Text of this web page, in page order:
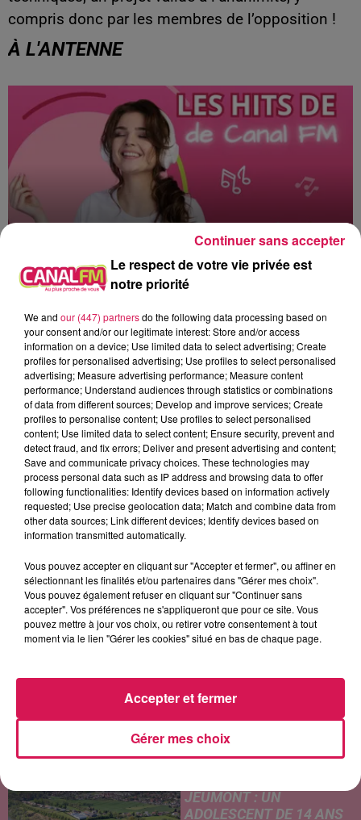
compris donc par les membres de l’opposition !
À L'ANTENNE
0h00 - 8h00
Les hits de Canal FM
5h07
5h07
TAYLOR SWIFT
Elizabeth Taylor
5h03
5h03
CHARLIE PUTH
Attention
5h00
5h00
ARIANA GRANDE
Hate That I Made You
LES ARTICLES LES PLUS CONSULTÉS
D'ORAGES CE LUNDI EN
SAMBRE-AVESNOIS-
et changeant concerne nos
secteurs ce lundi 3 août. Entre
l'après-midi et un risque
d'averses orageuses...
JEUMONT : UN
ADOLESCENT DE 14 ANS
Le respect de votre vie privée est
notre priorité
We and our (447) partnersdo the following data processing based on
your consent and/or our legitimate interest: Store and/or access
information on a device; Use limited data to select advertising; Create
profiles for personalised advertising; Use profiles to select personalised
advertising; Measure advertising performance; Measure content
performance; Understand audiences through statistics or combinations
of data from different sources; Develop and improve services; Create
profiles to personalise content; Use profiles to select personalised
content; Use limited data to select content; Ensure security, prevent and
detect fraud, and fix errors; Deliver and present advertising and content;
Save and communicate privacy choices. These technologies may
process personal data such as IP address and browsing data to offer
following functionalities: Identify devices based on information actively
requested; Use precise geolocation data; Match and combine data from
other data sources; Link different devices; Identify devices based on
information transmitted automatically.
Vous pouvez accepter en cliquant sur "Accepter et fermer", ou affiner en
sélectionnant les finalités et/ou partenaires dans "Gérer mes choix".
Vous pouvez également refuser en cliquant sur "Continuer sans
accepter". Vos préférences ne s'appliqueront que pour ce site. Vous
pouvez mettre à jour vos choix, ou retirer votre consentement à tout
moment via le lien "Gérer les cookies" situé en bas de chaque page.
Gérer mes choix
Accepter et fermer
Continuer sans accepter